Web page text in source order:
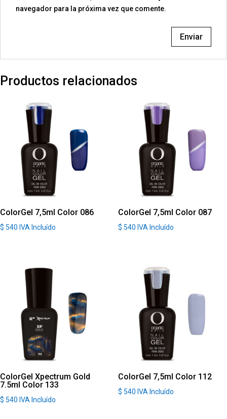
navegador para la próxima vez que comente.
Productos relacionados
ColorGel 7,5ml Color 086
$ 540 IVA Incluído
ColorGel 7,5ml Color 087
$ 540 IVA Incluído
ColorGel Xpectrum Gold
7.5ml Color 133
$ 540 IVA Incluído
ColorGel 7,5ml Color 112
$ 540 IVA Incluído